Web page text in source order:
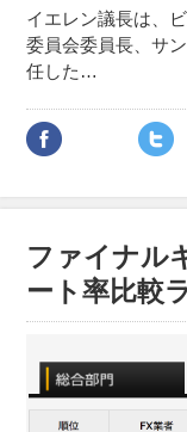
イエレン議長は、
委員会委員長、サ
任した…
ファイナル
ート率比較